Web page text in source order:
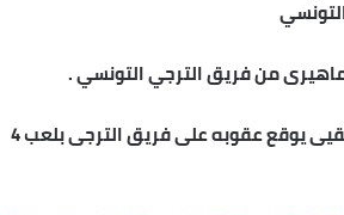
من فريق الترجي التونسي .
مما جعل الاتحاد الافريقيى يوقع عقوبه على فريق الترجى بلعب 4